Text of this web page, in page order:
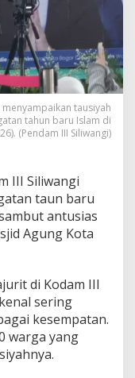
menyampaikan tausiyah
tahun baru Islam di
(Pendam III Siliwangi)
III Siliwangi
taun baru
antusias
Agung Kota
di Kodam III
sering
kesempatan.
warga yang